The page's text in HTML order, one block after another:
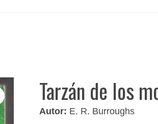
Tarzán de los
Autor: E. R. Burroughs